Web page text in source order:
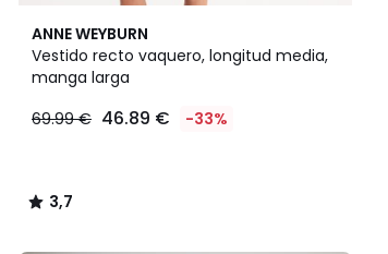
ANNE WEYBURN
Vestido recto vaquero, longitud media,
manga larga
69.99 € 46.89 € -33%
3,7
/ 5
3,7
/